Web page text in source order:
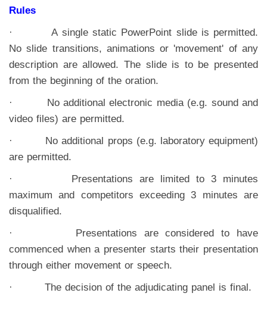
Rules
· A single static PowerPoint slide is permitted.
No slide transitions, animations or 'movement' of any
description are allowed. The slide is to be presented
from the beginning of the oration.
· No additional electronic media (e.g. sound and
video files) are permitted.
· No additional props (e.g. laboratory equipment)
are permitted.
· Presentations are limited to 3 minutes
maximum and competitors exceeding 3 minutes are
disqualified.
· Presentations are considered to have
commenced when a presenter starts their presentation
through either movement or speech.
· The decision of the adjudicating panel is final.